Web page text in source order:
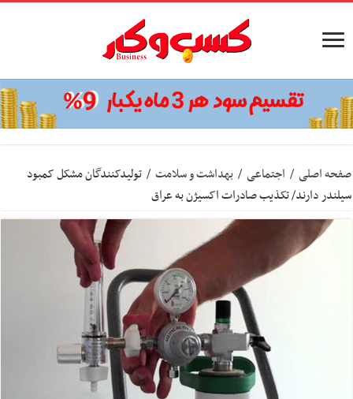
صفحه اصلی / اجتماعی / بهداشت و سلامت / تولیدکنندگان مشکل کمبود
سیلندر دارند/ تکذیب صادرات اکسیژن به عراق